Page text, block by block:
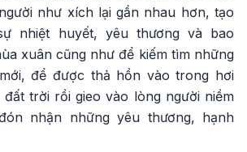
như xích lại gần nhau hơn, tạo
nhiệt huyết, yêu thương và bao
xuân cũng như để kiếm tìm những
để được thả hồn vào trong hơi
trời rồi gieo vào lòng người niềm
nhận những yêu thương, hạnh